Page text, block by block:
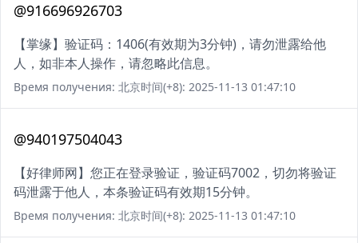
@916696926703
【掌缘】验证码：1406(有效期为3分钟)，请勿泄露给他
人，如非本人操作，请忽略此信息。
Время получения: 北京时间(+8): 2025-11-13 01:47:10
@940197504043
【好律师网】您正在登录验证，验证码7002，切勿将验证
码泄露于他人，本条验证码有效期15分钟。
Время получения: 北京时间(+8): 2025-11-13 01:47:10